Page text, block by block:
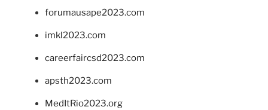
forumausape2023.com
imkl2023.com
careerfaircsd2023.com
apsth2023.com
MedItRio2023.org